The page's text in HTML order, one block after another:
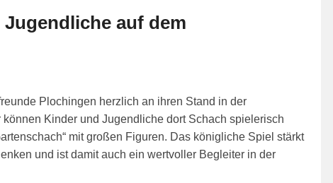
auf dem
Plochingen herzlich an ihren Stand in der
Kinder und Jugendliche dort Schach spielerisch
mit großen Figuren. Das königliche Spiel stärkt
und ist damit auch ein wertvoller Begleiter in der